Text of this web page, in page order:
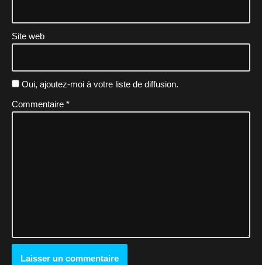
Site web
Oui, ajoutez-moi à votre liste de diffusion.
Commentaire *